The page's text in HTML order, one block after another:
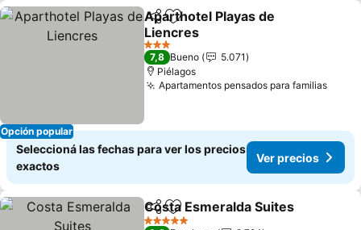
Opción popular
CompartirAñadir a favoritos
Aparthotel Playas de
Liencres
Ver precios
3 Estrellas
7,8 Bueno
5.071
Piélagos
Apartamentos pensados para familiasVer
Seleccioná las fechas para ver los precios
exactos
Ver precios
CompartirAñadir a favoritos
Costa Esmeralda Suites
5 Estrellas